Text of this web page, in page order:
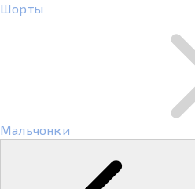
Шорты
Мальчонки